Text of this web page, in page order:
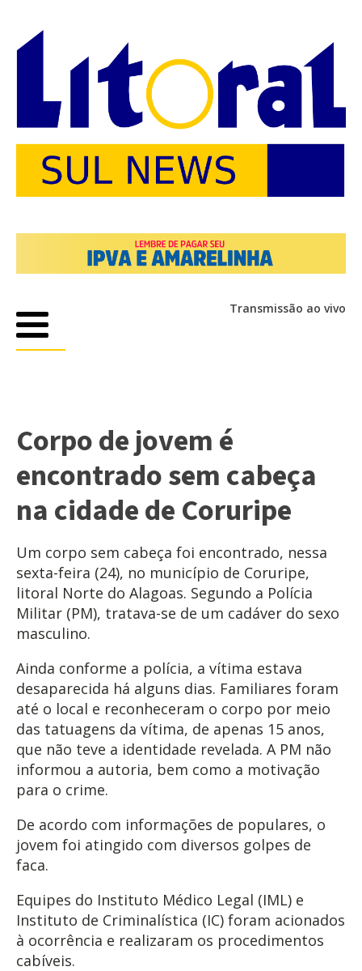
Transmissão ao vivo
Corpo de jovem é
encontrado sem cabeça
na cidade de Coruripe
Um corpo sem cabeça foi encontrado, nessa
sexta-feira (24), no município de Coruripe,
litoral Norte do Alagoas. Segundo a Polícia
Militar (PM), tratava-se de um cadáver do sexo
masculino.
Ainda conforme a polícia, a vítima estava
desaparecida há alguns dias. Familiares foram
até o local e reconheceram o corpo por meio
das tatuagens da vítima, de apenas 15 anos,
que não teve a identidade revelada. A PM não
informou a autoria, bem como a motivação
para o crime.
De acordo com informações de populares, o
jovem foi atingido com diversos golpes de
faca.
Equipes do Instituto Médico Legal (IML) e
Instituto de Criminalística (IC) foram acionados
à ocorrência e realizaram os procedimentos
cabíveis.